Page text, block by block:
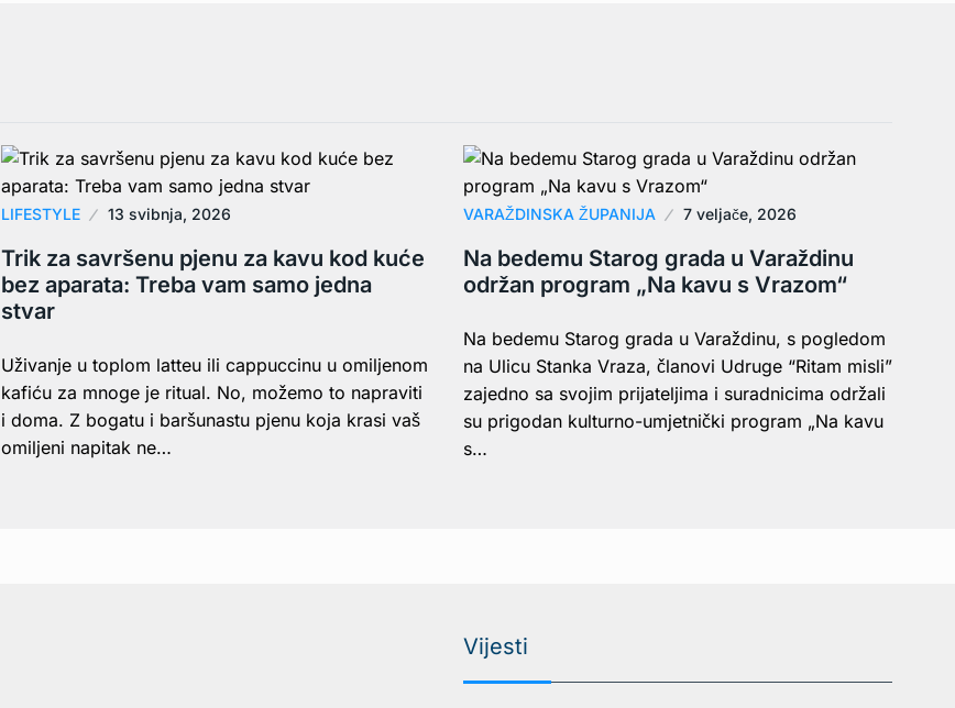
LIFESTYLE 13 svibnja, 2026
Trik za savršenu pjenu za kavu kod kuće
bez aparata: Treba vam samo jedna
stvar
Uživanje u toplom latteu ili cappuccinu u omiljenom
kafiću za mnoge je ritual. No, možemo to napraviti
i doma. Z bogatu i baršunastu pjenu koja krasi vaš
omiljeni napitak ne…
VARAŽDINSKA ŽUPANIJA 7 veljače, 2026
Na bedemu Starog grada u Varaždinu
održan program „Na kavu s Vrazom“
Na bedemu Starog grada u Varaždinu, s pogledom
na Ulicu Stanka Vraza, članovi Udruge “Ritam misli”
zajedno sa svojim prijateljima i suradnicima održali
su prigodan kulturno-umjetnički program „Na kavu
s…
Vijesti